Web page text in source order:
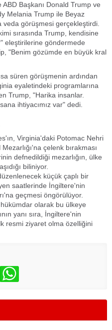
ABD Başkanı Donald Trump ve
Melania Trump ile Beyaz
veda görüşmesi gerçekleştirdi.
sırasında Trump, kendisine
eleştirilerine göndermede
"Benim gözümde en büyük kral
süren görüşmenin ardından
eyaletindeki programlarına
Trump, "Harika insanlar.
ihtiyacımız var" dedi.
Virginia'daki Potomac Nehri
çelenk bırakması
defnedildiği mezarlığın, ülke
biliniyor.
küçük çaplı bir
saatlerinde İngiltere'nin
geçmesi öngörülüyor.
olarak bu ülkeye
yanı sıra, İngiltere'nin
resmi ziyaret olma özelliğini